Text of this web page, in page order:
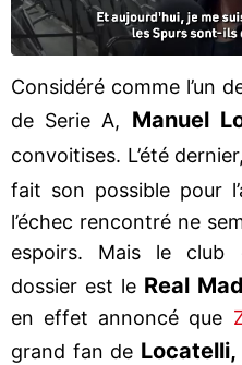
Considéré comme l’un
de Serie A, Manuel
convoitises. L’été dernier,
fait son possible pour
l’échec rencontré ne
espoirs. Mais le club
dossier est le Real
en effet annoncé que
grand fan de Locatelli,